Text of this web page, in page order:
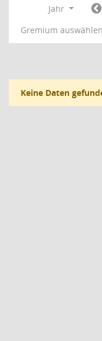
Jahr
Gremium auswählen
Keine Daten